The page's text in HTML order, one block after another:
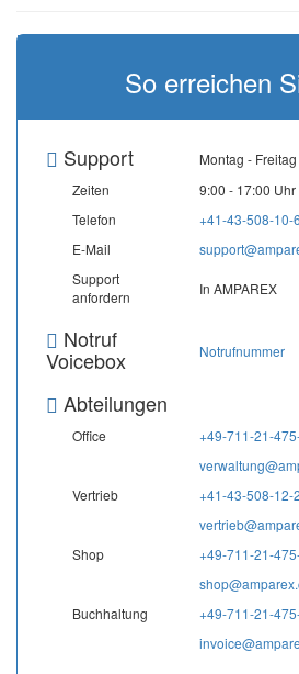
So erreichen
Support
Montag - Freitag
Zeiten
9:00 - 17:00 Uhr
Telefon
+41-43-508-10-
E-Mail
Support
anfordern
In AMPAREX
Notruf
Voicebox Notrufnummer
Abteilungen
Office
+49-711-21-
Vertrieb
+41-43-508-12-
Shop
+49-711-21-
Buchhaltung
+49-711-21-